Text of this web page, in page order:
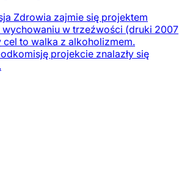
Zdrowia zajmie się projektem
w trzeźwości (druki 2007
cel to walka z alkoholizmem.
projekcie znalazły się